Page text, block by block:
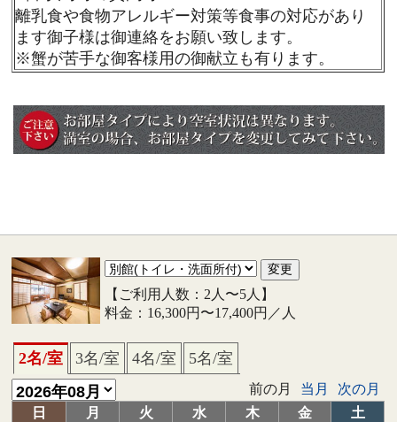
離乳食や食物アレルギー対策等食事の対応があり
ます御子様は御連絡をお願い致します。
※蟹が苦手な御客様用の御献立も有ります。
【ご利用人数：2人〜5人】
料金：16,300円〜17,400円／人
2名/室 3名/室 4名/室 5名/室
前の月 当月
次の月
日
月 火 水 木 金 土